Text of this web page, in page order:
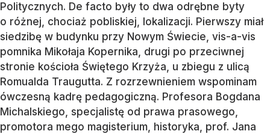
Politycznych. De facto były to dwa odrębne byty
o różnej, chociaż pobliskiej, lokalizacji. Pierwszy miał
siedzibę w budynku przy Nowym Świecie, vis-a-vis
pomnika Mikołaja Kopernika, drugi po przeciwnej
stronie kościoła Świętego Krzyża, u zbiegu z ulicą
Romualda Traugutta. Z rozrzewnieniem wspominam
ówczesną kadrę pedagogiczną. Profesora Bogdana
Michalskiego, specjalistę od prawa prasowego,
promotora mego magisterium, historyka, prof. Jana